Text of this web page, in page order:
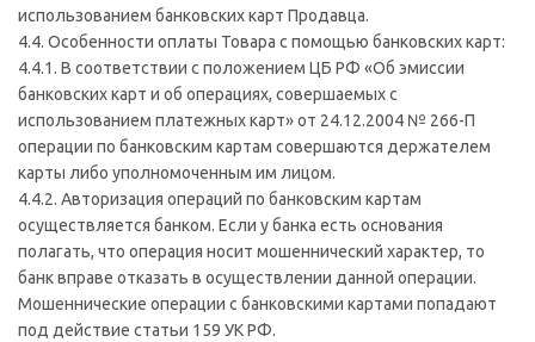
использованием банковских карт Продавца.
4.4. Особенности оплаты Товара с помощью банковских карт:
4.4.1. В соответствии с положением ЦБ РФ «Об эмиссии
банковских карт и об операциях, совершаемых с
использованием платежных карт» от 24.12.2004 № 266-П
операции по банковским картам совершаются держателем
карты либо уполномоченным им лицом.
4.4.2. Авторизация операций по банковским картам
осуществляется банком. Если у банка есть основания
полагать, что операция носит мошеннический характер, то
банк вправе отказать в осуществлении данной операции.
Мошеннические операции с банковскими картами попадают
под действие статьи 159 УК РФ.